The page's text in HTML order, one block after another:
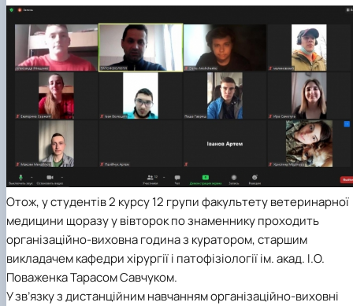
Отож, у студентів 2 курсу 12 групи факультету ветеринарної
медицини щоразу у вівторок по знаменнику проходить
організаційно-виховна година з куратором, старшим
викладачем кафедри хірургії і патофізіології ім. акад. І.О.
Поваженка Тарасом Савчуком.
У зв’язку з дистанційним навчанням організаційно-виховні